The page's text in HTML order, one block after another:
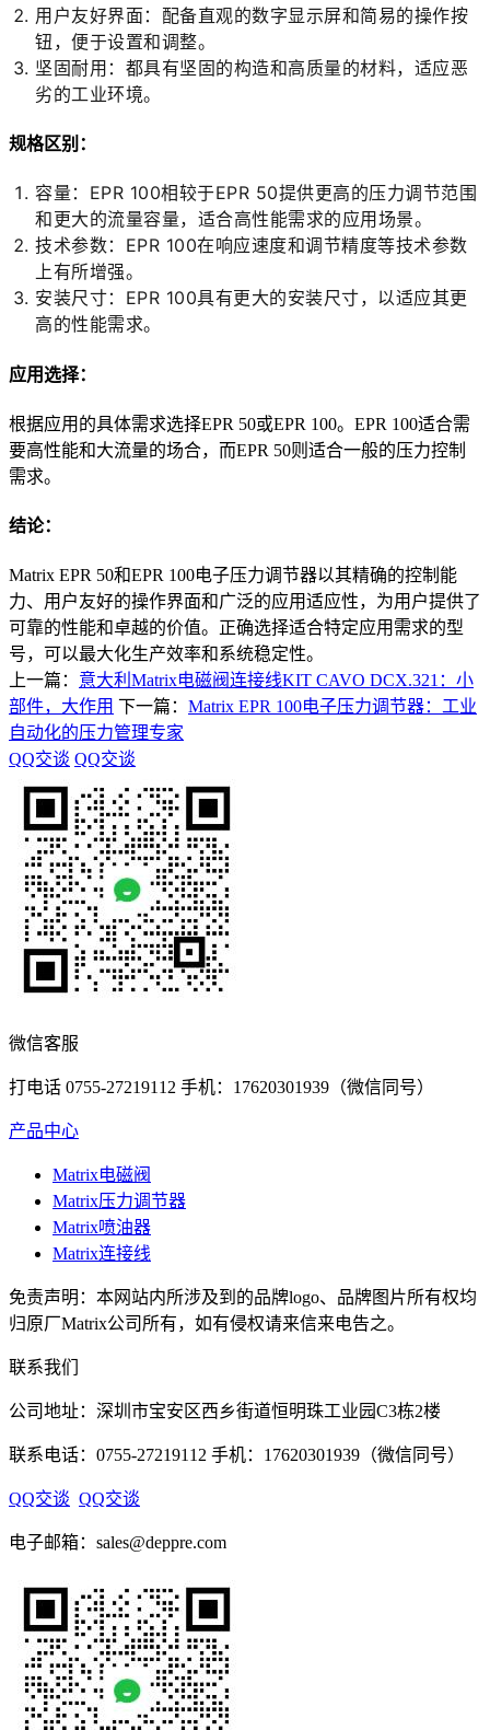
用户友好界面：配备直观的数字显示屏和简易的操作按
钮，便于设置和调整。
坚固耐用：都具有坚固的构造和高质量的材料，适应恶
劣的工业环境。
规格区别：
容量：EPR 100相较于EPR 50提供更高的压力调节范围
和更大的流量容量，适合高性能需求的应用场景。
技术参数：EPR 100在响应速度和调节精度等技术参数
上有所增强。
安装尺寸：EPR 100具有更大的安装尺寸，以适应其更
高的性能需求。
应用选择：
根据应用的具体需求选择EPR 50或EPR 100。EPR 100适合需
要高性能和大流量的场合，而EPR 50则适合一般的压力控制
需求。
结论：
Matrix EPR 50和EPR 100电子压力调节器以其精确的控制能
力、用户友好的操作界面和广泛的应用适应性，为用户提供了
可靠的性能和卓越的价值。正确选择适合特定应用需求的型
号，可以最大化生产效率和系统稳定性。
上一篇： 意大利Matrix电磁阀连接线KIT CAVO DCX.321：小
部件，大作用 下一篇： Matrix EPR 100电子压力调节器：工业
自动化的压力管理专家
QQ交谈 QQ交谈
微信客服
打电话 0755-27219112 手机：17620301939（微信同号）
产品中心
Matrix电磁阀
Matrix压力调节器
Matrix喷油器
Matrix连接线
免责声明：本网站内所涉及到的品牌logo、品牌图片所有权均
归原厂Matrix公司所有，如有侵权请来信来电告之。
联系我们
公司地址：深圳市宝安区西乡街道恒明珠工业园C3栋2楼
联系电话：0755-27219112 手机：17620301939（微信同号）
QQ交谈 QQ交谈
电子邮箱：sales@deppre.com